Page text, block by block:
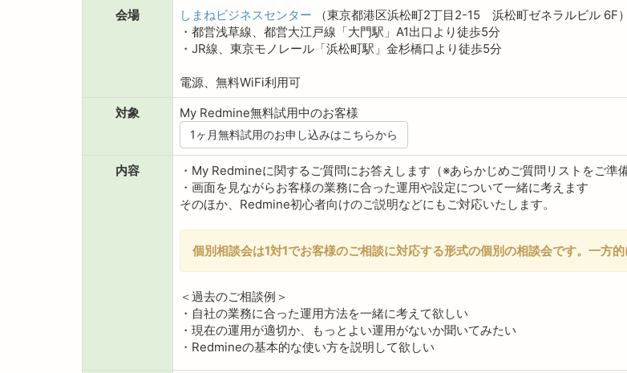
会場
しまねビジネスセンター （東京都港区浜松町2丁目2-15 浜松町ゼネラルビル 6F）
・都営浅草線、都営大江戸線「大門駅」A1出口より徒歩5分
・JR線、東京モノレール「浜松町駅」金杉橋口より徒歩5分
電源、無料WiFi利用可
対象
My Redmine無料試用中のお客様
1ヶ月無料試用のお申し込みはこちらから
内容
・My Redmineに関するご質問にお答えします（※あらかじめご質問リストをご準
・画面を見ながらお客様の業務に合った運用や設定について一緒に考えます
そのほか、Redmine初心者向けのご説明などにもご対応いたします。
個別相談会は1対1でお客様のご相談に対応する形式の個別の相談会です。一方
＜過去のご相談例＞
・自社の業務に合った運用方法を一緒に考えて欲しい
・現在の運用が適切か、もっとよい運用がないか聞いてみたい
・Redmineの基本的な使い方を説明して欲しい